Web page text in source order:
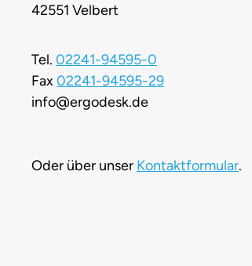
42551 Velbert
Tel. 02241-94595-0
Fax02241-94595-29
info@ergodesk.de
Oder über unser Kontaktformular.